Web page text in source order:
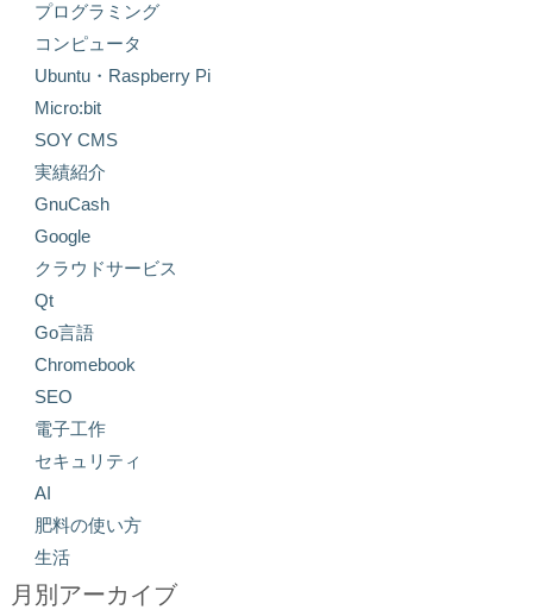
プログラミング
コンピュータ
Ubuntu・Raspberry Pi
Micro:bit
SOY CMS
実績紹介
GnuCash
Google
クラウドサービス
Qt
Go言語
Chromebook
SEO
電子工作
セキュリティ
AI
肥料の使い方
生活
月別アーカイブ